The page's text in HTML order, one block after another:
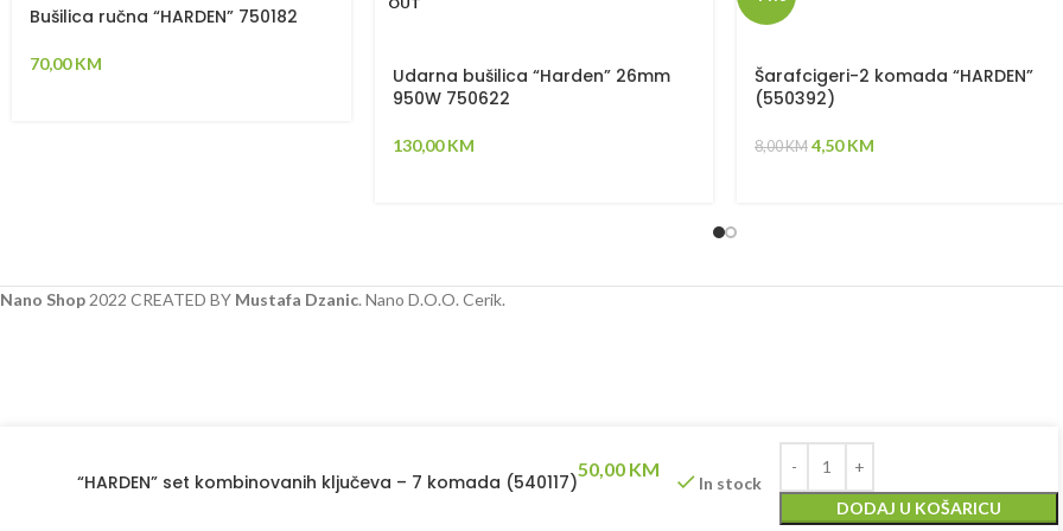
Bušilica ručna “HARDEN” 750182
70,00KM
Udarna bušilica “Harden” 26mm
950W 750622
130,00KM
Šarafcigeri-2 komada “HARDEN”
(550392)
8,00KM 4,50KM
Nano Shop 2022 CREATED BY Mustafa Dzanic. Nano D.O.O. Cerik.
“HARDEN” set kombinovanih ključeva – 7 komada (540117)
50,00 KM
In stock
DODAJ U KOŠARICU